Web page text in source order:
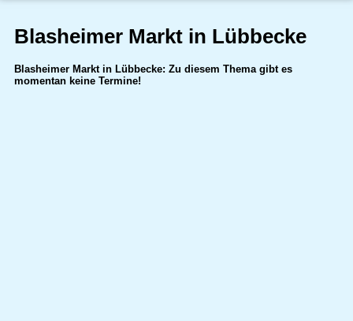
Blasheimer Markt in Lübbecke
Blasheimer Markt in Lübbecke: Zu diesem Thema gibt es
momentan keine Termine!